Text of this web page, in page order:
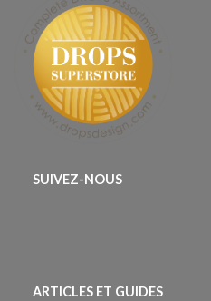
SUIVEZ-NOUS
ARTICLES ET GUIDES